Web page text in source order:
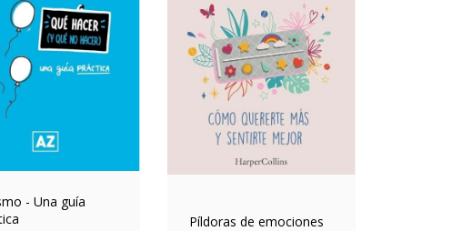
- Una guía
Píldoras de emociones